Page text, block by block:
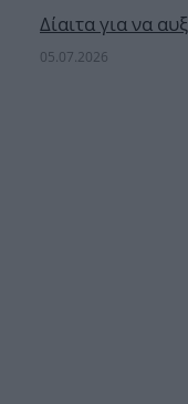
Δίαιτα για να
05.07.2026